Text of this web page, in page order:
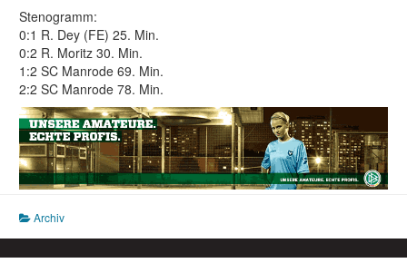
Stenogramm:
0:1 R. Dey (FE) 25. Min.
0:2 R. Moritz 30. Min.
1:2 SC Manrode 69. Min.
2:2 SC Manrode 78. Min.
Archiv